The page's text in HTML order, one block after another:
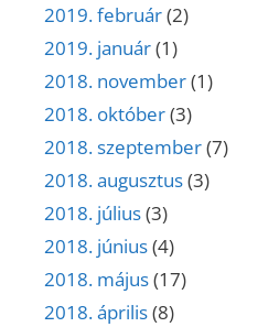
2019. február(2)
2019. január(1)
2018. november(1)
2018. október(3)
2018. szeptember(7)
2018. augusztus(3)
2018. július(3)
2018. június(4)
2018. május(17)
2018. április(8)